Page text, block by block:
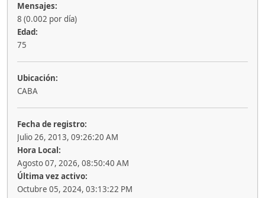
Mensajes:
8 (0.002 por día)
Edad:
75
Ubicación:
CABA
Fecha de registro:
Julio 26, 2013, 09:26:20 AM
Hora Local:
Agosto 07, 2026, 08:50:40 AM
Última vez activo:
Octubre 05, 2024, 03:13:22 PM